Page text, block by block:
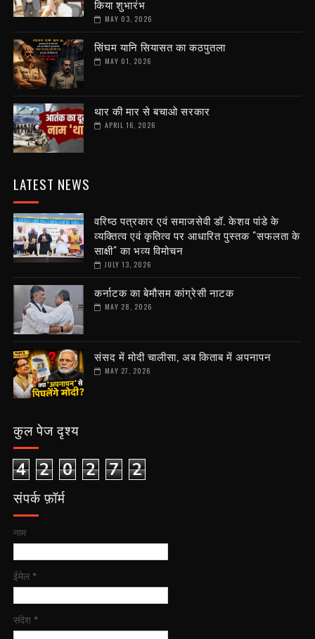
किया शुभारंभ
MAY 03, 2026
सिंघम यानि सियासत का कठपुतला
MAY 01, 2026
थार की मार से बचाओ सरकार
APRIL 16, 2026
LATEST NEWS
वरिष्ठ पत्रकार एवं समाजसेवी डॉ. केशव पांडे के
व्यक्तित्व एवं कृतित्व पर आधारित पुस्तक "सफलता के
साक्षी" का भव्य विमोचन
JULY 13, 2026
कर्नाटक का बेमौसम कांग्रेसी नाटक
MAY 28, 2026
संसद में मोदी चालीसा, अब किताब में अपनापन
MAY 27, 2026
कुल पेज दृश्य
4 2 0 2 7 2
संपर्क फ़ॉर्म
नाम
ईमेल *
संदेश *